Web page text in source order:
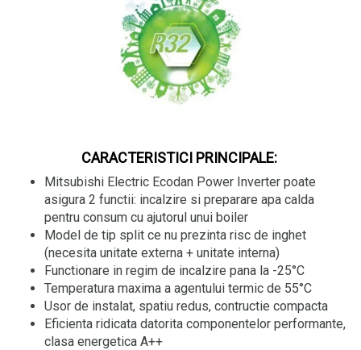
CARACTERISTICI PRINCIPALE:
Mitsubishi Electric Ecodan Power Inverter poate
asigura 2 functii: incalzire si preparare apa calda
pentru consum cu ajutorul unui boiler
Model de tip split ce nu prezinta risc de inghet
(necesita unitate externa + unitate interna)
Functionare in regim de incalzire pana la -25°C
Temperatura maxima a agentului termic de 55°C
Usor de instalat, spatiu redus, contructie compacta
Eficienta ridicata datorita componentelor performante,
clasa energetica A++